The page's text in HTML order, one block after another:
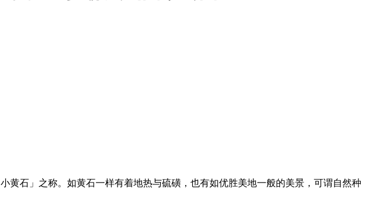
黄石」之称。如黄石一样有着地热与硫磺，也有如优胜美地一般的美景，可谓自然种